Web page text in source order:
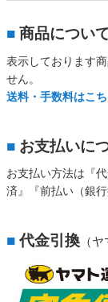
■ 商品につい
表示しております
せん。
送料・手数料はこ
■ お支払いに
お支払い方法は『
済』『前払い（銀
■代金引換 （